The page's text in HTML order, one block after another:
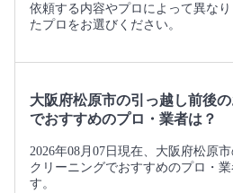
依頼する内容やプロによって異な
たプロをお選びください。
大阪府松原市の引っ越し前後
でおすすめのプロ・業者は？
2026年08月07日現在、大阪府松原
クリーニングでおすすめのプロ・
す。